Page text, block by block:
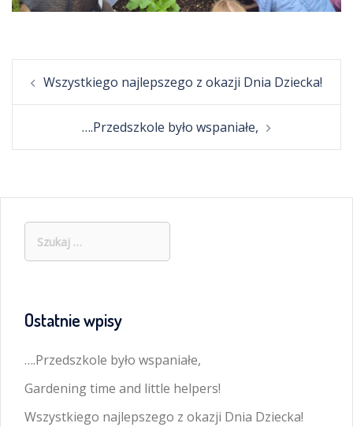
navigation
Wszystkiego najlepszego z okazji Dnia Dziecka!
….Przedszkole było wspaniałe,
Ostatnie wpisy
….Przedszkole było wspaniałe,
Gardening time and little helpers!
Wszystkiego najlepszego z okazji Dnia Dziecka!